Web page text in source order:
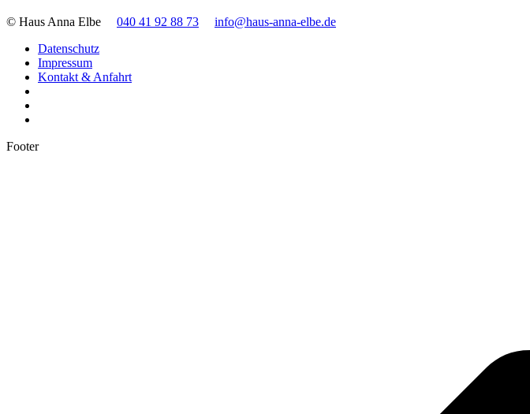
© Haus Anna Elbe 040 41 92 88 73
info@haus-anna-elbe.de
Datenschutz
Impressum
Kontakt & Anfahrt
Footer